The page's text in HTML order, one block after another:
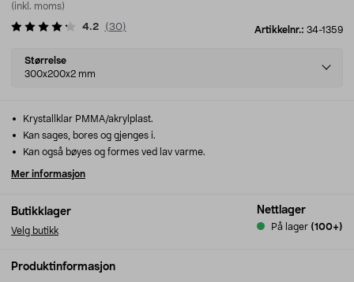
(inkl. moms)
Artikkelnr.: 34-1359
4.2 (30)
Select
variant
Størrelse
300x200x2 mm
Butikklager
Velg butikk
Nettlager
På lager (100+)
Krystallklar PMMA/akrylplast.
Kan sages, bores og gjenges i.
Kan også bøyes og formes ved lav varme.
Mer informasjon
Produktinformasjon